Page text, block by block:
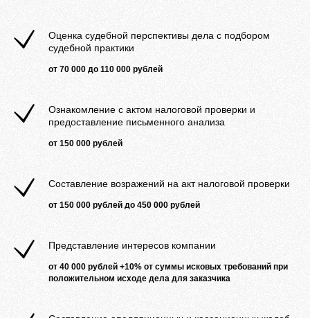
Оценка судебной перспективы дела с подбором
судебной практики
от 70 000 до 110 000 рублей
Ознакомление с актом налоговой проверки и
предоставление письменного анализа
от 150 000 рублей
Составление возражений на акт налоговой проверки
от 150 000 рублей до 450 000 рублей
Представление интересов компании
от 40 000 рублей +10% от суммы исковых требований при
положительном исходе дела для заказчика